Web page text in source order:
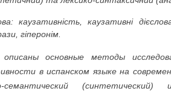
каузативність, каузативні
гіперонім.
основные методы
в испанском языке на
семантический (синтетический) и